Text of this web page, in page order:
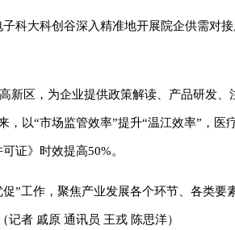
科大科创谷深入精准地开展院企供需对
新区，为企业提供政策解读、产品研发
以“市场监管效率”提升“温江效率”，医
证》时效提高50%。
”工作，聚焦产业发展各个环节、各类要
者 戚原 通讯员 王戎 陈思洋）